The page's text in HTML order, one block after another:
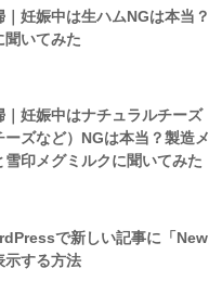
｜妊娠中は生ハムNGは本当
聞いてみた
｜妊娠中はナチュラルチーズ
ーズなど）NGは本当？製造
雪印メグミルクに聞いてみた
で新しい記事に「
示する方法